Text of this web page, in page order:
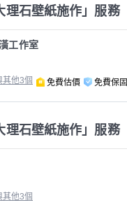
理石壁紙施作」服務
工作室
其他3個 免費估價 免費保固
理石壁紙施作」服務
其他3個